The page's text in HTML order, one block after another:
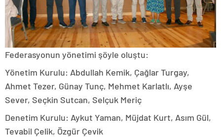
Federasyonun yönetimi şöyle oluştu:
Yönetim Kurulu: Abdullah Kemik, Çağlar Turgay,
Ahmet Tezer, Günay Tunç, Mehmet Karlatlı, Ayşe
Sever, Seçkin Sutcan, Selçuk Meriç
Denetim Kurulu: Aykut Yaman, Müjdat Kurt, Asım Gül,
Tevabil Çelik, Özgür Çevik